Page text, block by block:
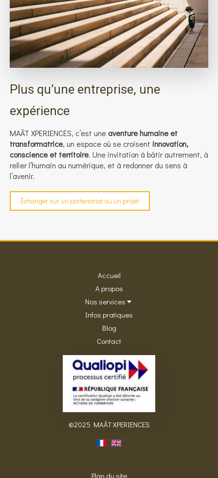
Plus qu’une entreprise, une
expérience
MAÂT XPERIENCES, c’est une aventure humaine et
transformatrice, un espace où se croisent innovation,
conscience et territoire. Une invitation à bâtir autrement, à
relier l’humain au numérique, et à redonner du sens à
l’avenir.
Échanger sur un partenariat ou un projet
Accueil
A propos
Nos services
Infos pratiques
Blog
Contact
©2025 MAÂT XPERIENCES
Plan du site